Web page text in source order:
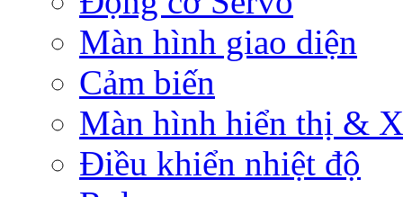
Màn hình giao diện
Cảm biến
Màn hình hiển thị &
Điều khiển nhiệt độ